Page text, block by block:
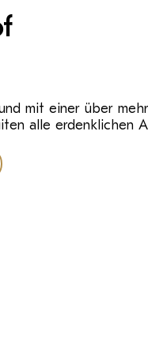
mit einer über
alle erdenklichen